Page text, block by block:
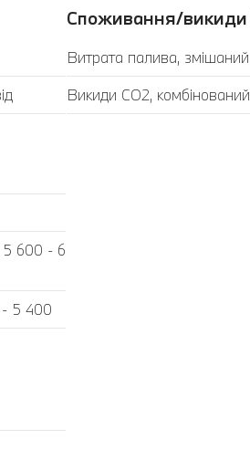
600 - 6
5 400
Споживання/викиди
Витрата палива,
Викиди CO2,